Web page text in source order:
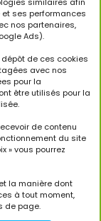
et ses performances
nos partenaires,
Ads).
dépôt de ces cookies
avec nos
pour la
être utilisés pour la
de contenu
du site
» vous pourrez
la manière dont
à tout moment,
de page.
monde
droits